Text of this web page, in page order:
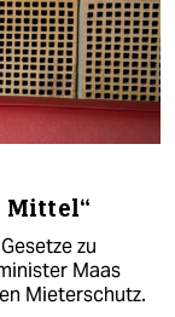
Mittel“
zu
Maas
Mieterschutz.